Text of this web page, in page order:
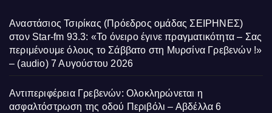
Αναστάσιος Τσιρίκας (Πρόεδρος ομάδας ΣΕΙΡΗΝΕΣ)
στον Star-fm 93.3: «Το όνειρο έγινε πραγματικότητα – Σας
περιμένουμε όλους το Σάββατο στη Μυρσίνα Γρεβενών !»
– (audio) 7 Αυγούστου 2026
Αντιπεριφέρεια Γρεβενών: Ολοκληρώνεται η
ασφαλτόστρωση της οδού Περιβόλι – Αβδέλλα 6